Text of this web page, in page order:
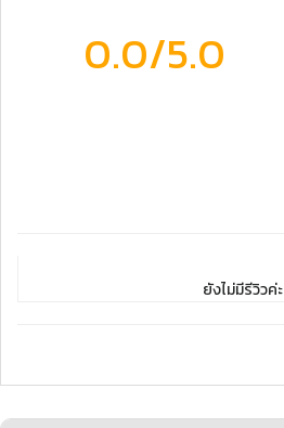
0.0/5.0
ยังไม่มีรีวิวค่ะ